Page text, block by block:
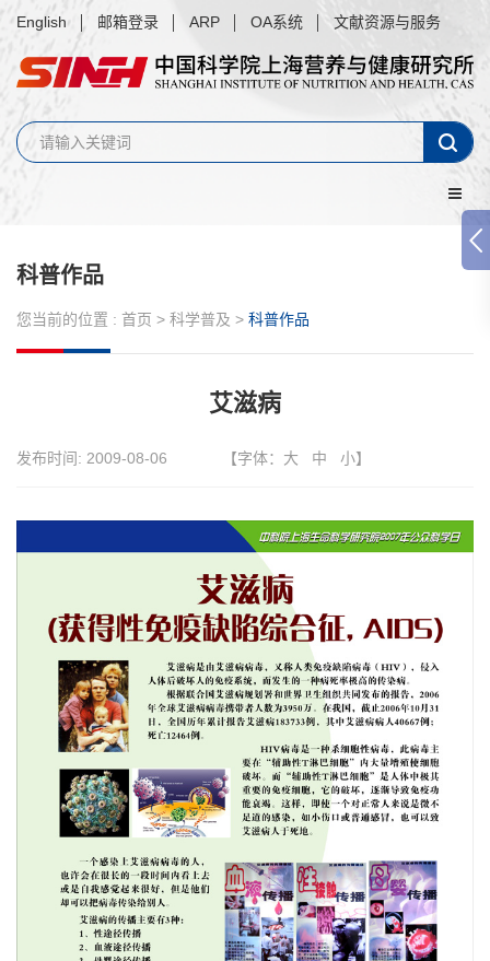
English 邮箱登录 ARP OA系统 文献资源与服务
科普作品
您当前的位置 : 首页 > 科学普及 > 科普作品
艾滋病
发布时间: 2009-08-06 【字体： 大 中 小】